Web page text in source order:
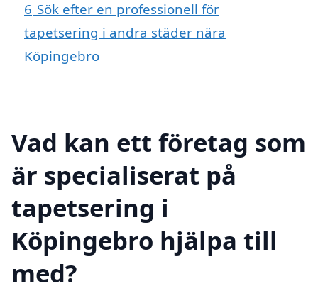
6 Sök efter en professionell för
tapetsering i andra städer nära
Köpingebro
Vad kan ett företag som
är specialiserat på
tapetsering i
Köpingebro hjälpa till
med?